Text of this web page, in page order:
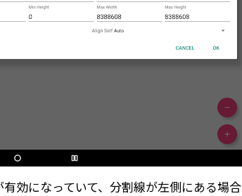
効になっていて、分割線が左側にある場合